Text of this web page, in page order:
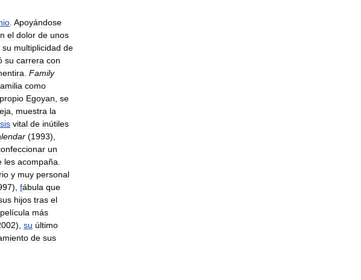
Apoyándose
el dolor de unos
su multiplicidad de
su carrera con
Family
como
propio Egoyan se
muestra la
vital de inútiles
(1993),
un
les acompaña
y muy personal
), fábula que
hijos tras el
película más
), su último
de sus